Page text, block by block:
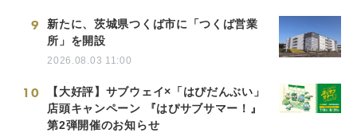
9
新たに、茨城県つくば市に「つくば営業
所」を開設
2026.08.03 11:00
10
【大好評】サブウェイ×「はぴだんぶい」
店頭キャンペーン 『はぴサブサマー！』
第2弾開催のお知らせ